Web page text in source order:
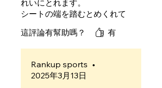
れいにとれます。
シートの端を踏むとめくれて
容範囲内です。
這評論有幫助嗎？ 有
Rankup sports •
2025年3月13日